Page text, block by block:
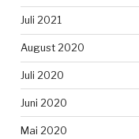
Juli 2021
August 2020
Juli 2020
Juni 2020
Mai 2020